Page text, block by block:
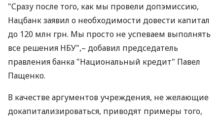
"Сразу после того, как мы провели допэмиссию,
Нацбанк заявил о необходимости довести капитал
до 120 млн грн. Мы просто не успеваем выполнять
все решения НБУ",– добавил председатель
правления банка "Национальный кредит" Павел
Пащенко.
В качестве аргументов учреждения, не желающие
докапитализироваться, приводят примеры того,